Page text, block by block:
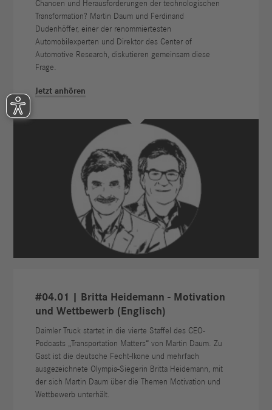
Chancen und Herausforderungen der technologischen
Transformation? Martin Daum und Ferdinand
Dudenhöffer, einer der renommiertesten
Automobilexperten und Direktor des Center of
Automotive Research, diskutieren gemeinsam diese
Frage.
Jetzt anhören
#04.01 | Britta Heidemann - Motivation
und Wettbewerb (Englisch)
Daimler Truck startet in die vierte Staffel des CEO-
Podcasts „Transportation Matters“ von Martin Daum. Zu
Gast ist die deutsche Fecht-Ikone und mehrfach
ausgezeichnete Olympia-Siegerin Britta Heidemann, mit
der sich Martin Daum über die Themen Motivation und
Wettbewerb unterhält.